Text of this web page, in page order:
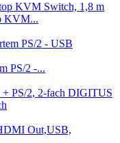
KVM...
PS/2 -...
DIGITUS